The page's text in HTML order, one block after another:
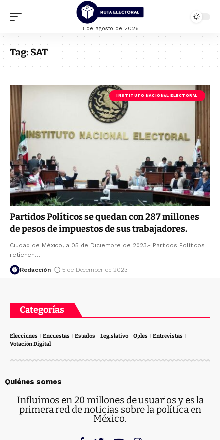
8 de agosto de 2026
Tag: SAT
INSTITUTO NACIONAL ELECTORAL
Partidos Políticos se quedan con 287 millones
de pesos de impuestos de sus trabajadores.
Ciudad de México, a 05 de Diciembre de 2023.- Partidos Políticos
retienen…
Redacción 5 de December de 2023
Categorías
Elecciones Encuestas Estados Legislativo Oples
Entrevistas
Votación Digital
Quiénes somos
Influimos en 20 millones de usuarios y es la
primera red de noticias sobre la política en
México.